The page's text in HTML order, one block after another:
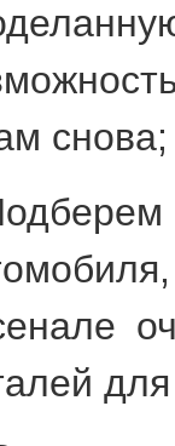
снова;